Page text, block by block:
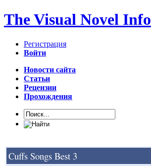
The Visual Novel Info
Регистрация
Войти
Новости сайта
Статьи
Рецензии
Прохождения
Cuffs Songs Best 3